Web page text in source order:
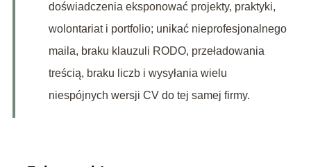
doświadczenia eksponować projekty, praktyki,
wolontariat i portfolio; unikać nieprofesjonalnego
maila, braku klauzuli RODO, przeładowania
treścią, braku liczb i wysyłania wielu
niespójnych wersji CV do tej samej firmy.